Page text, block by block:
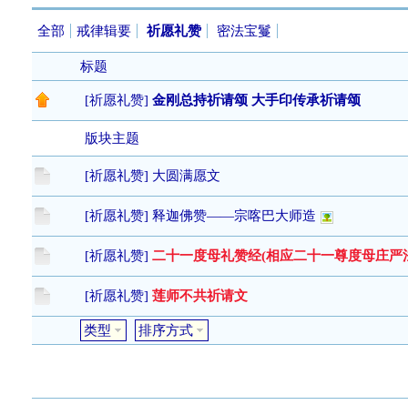
全部 戒律辑要 祈愿礼赞 密法宝鬘
标题
[祈愿礼赞] 金刚总持祈请颂 大手印传承祈请颂
版块主题
[祈愿礼赞] 大圆满愿文
[祈愿礼赞] 释迦佛赞——宗喀巴大师造
[祈愿礼赞] 二十一度母礼赞经(相应二十一尊度母庄严
[祈愿礼赞] 莲师不共祈请文
类型 排序方式